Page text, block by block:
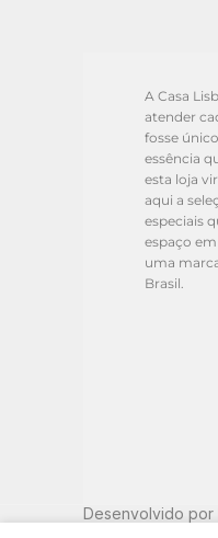
A Casa
atender
fosse
essência
esta loja
aqui a
especiais
espaço
uma
Brasil.
Desenvolvido por